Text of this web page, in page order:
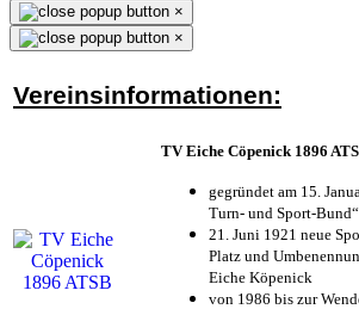
×
×
Vereinsinformationen:
TV Eiche Cöpenick 1896
gegründet am 15.
Turn- und Sport-
21. Juni 1921 neue
Platz und
Eiche Köpenick
von 1986 bis zur